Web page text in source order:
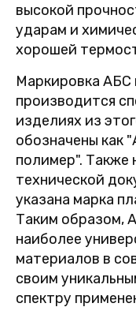
высокой
ударам и
хорошей
Маркировка АБС
производится
изделиях из
обозначены как
полимер". Также
технической
указана марка
Таким образом,
наиболее
материалов в
своим
спектру